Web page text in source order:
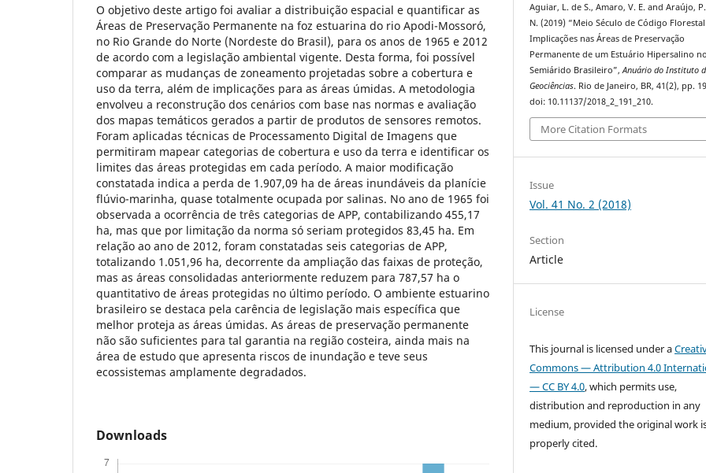
O objetivo deste artigo foi avaliar a distribuição espacial e quantificar as
Áreas de Preservação Permanente na foz estuarina do rio Apodi-Mossoró,
no Rio Grande do Norte (Nordeste do Brasil), para os anos de 1965 e 2012
de acordo com a legislação ambiental vigente. Desta forma, foi possível
comparar as mudanças de zoneamento projetadas sobre a cobertura e
uso da terra, além de implicações para as áreas úmidas. A metodologia
envolveu a reconstrução dos cenários com base nas normas e avaliação
dos mapas temáticos gerados a partir de produtos de sensores remotos.
Foram aplicadas técnicas de Processamento Digital de Imagens que
permitiram mapear categorias de cobertura e uso da terra e identificar os
limites das áreas protegidas em cada período. A maior modificação
constatada indica a perda de 1.907,09 ha de áreas inundáveis da planície
flúvio-marinha, quase totalmente ocupada por salinas. No ano de 1965 foi
observada a ocorrência de três categorias de APP, contabilizando 455,17
ha, mas que por limitação da norma só seriam protegidos 83,45 ha. Em
relação ao ano de 2012, foram constatadas seis categorias de APP,
totalizando 1.051,96 ha, decorrente da ampliação das faixas de proteção,
mas as áreas consolidadas anteriormente reduzem para 787,57 ha o
quantitativo de áreas protegidas no último período. O ambiente estuarino
brasileiro se destaca pela carência de legislação mais específica que
melhor proteja as áreas úmidas. As áreas de preservação permanente
não são suficientes para tal garantia na região costeira, ainda mais na
área de estudo que apresenta riscos de inundação e teve seus
ecossistemas amplamente degradados.
Downloads
Aguiar, L. de S., Amaro, V. E. and Araújo,
N. (2019) “Meio Século de Código
Implicações nas Áreas de Preservação
Permanente de um Estuário Hipersalino no
Semiárido Brasileiro”,Anuário do Instituto
Geociências. Rio de Janeiro, BR, 41(2), pp.
doi: 10.11137/2018_2_191_210.
More Citation Formats
Issue
Vol. 41 No. 2 (2018)
Section
Article
License
This journal is licensed under a
Commons — Attribution 4.0
— CC BY 4.0, which permits use,
distribution and reproduction in any
medium, provided the original work
properly cited.